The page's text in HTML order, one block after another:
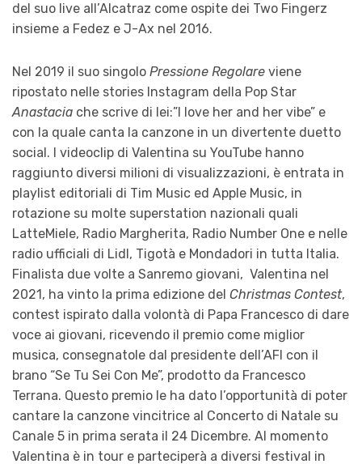
del suo live all’Alcatraz come ospite dei Two Fingerz
insieme a Fedez e J-Ax nel 2016.
Nel 2019 il suo singolo Pressione Regolare viene
ripostato nelle stories Instagram della Pop Star
Anastacia che scrive di lei:”I love her and her vibe” e
con la quale canta la canzone in un divertente duetto
social. I videoclip di Valentina su YouTube hanno
raggiunto diversi milioni di visualizzazioni, è entrata in
playlist editoriali di Tim Music ed Apple Music, in
rotazione su molte superstation nazionali quali
LatteMiele, Radio Margherita, Radio Number One e nelle
radio ufficiali di Lidl, Tigotà e Mondadori in tutta Italia.
Finalista due volte a Sanremo giovani, Valentina nel
2021, ha vinto la prima edizione del Christmas Contest,
contest ispirato dalla volontà di Papa Francesco di dare
voce ai giovani, ricevendo il premio come miglior
musica, consegnatole dal presidente dell’AFI con il
brano “Se Tu Sei Con Me”, prodotto da Francesco
Terrana. Questo premio le ha dato l’opportunità di poter
cantare la canzone vincitrice al Concerto di Natale su
Canale 5 in prima serata il 24 Dicembre. Al momento
Valentina è in tour e parteciperà a diversi festival in